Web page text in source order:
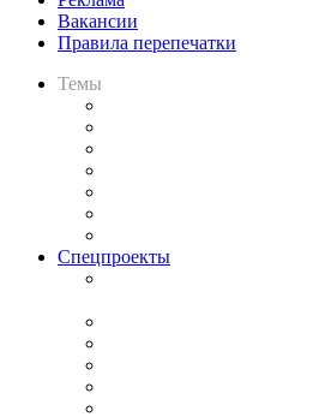
Вакансии
Правила перепечатки
Темы
Спецпроекты